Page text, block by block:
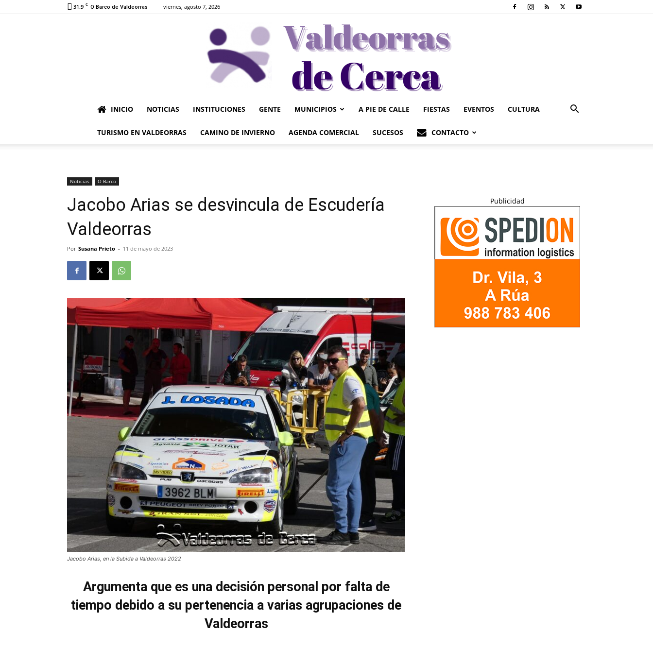
31.9 C O Barco de Valdeorras viernes, agosto 7, 2026
Valdeorrasdecerca
INICIO NOTICIAS INSTITUCIONES GENTE MUNICIPIOS A PIE DE CALLE FIESTAS EVENTOS CULTURA
TURISMO EN VALDEORRAS CAMINO DE INVIERNO AGENDA COMERCIAL SUCESOS CONTACTO
Noticias O Barco
Jacobo Arias se desvincula de Escudería
Valdeorras
Por Susana Prieto - 11 de mayo de 2023
Jacobo Arias, en la Subida a Valdeorras 2022
Argumenta que es una decisión personal por falta de
tiempo debido a su pertenencia a varias agrupaciones de
Valdeorras
Publicidad